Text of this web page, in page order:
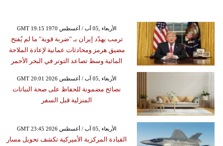
GMT 19:15 1970 الأربعاء ,05 آب / أغسطس
ترمب يهدّد إيران بـ "ضربة قوية" ما لم يُفتح
مضيق هرمز ومحادثات عمانية لإعادة الملاحة
المائية وسط تصاعد التوتر في البحر الأحمر
GMT 20:01 2026 الأربعاء ,05 آب / أغسطس
نصائح مضمونة للحفاظ على صحة النباتات
المنزلية قبل السفر
GMT 23:45 2026 الأربعاء ,05 آب / أغسطس
القيادة المركزية الأميركية تكشف تحويل مسار